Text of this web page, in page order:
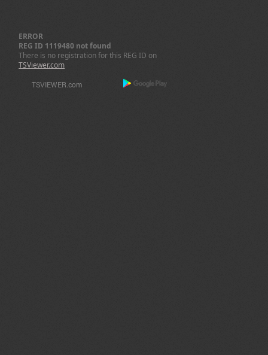
ERROR
REG ID 1119480 not found
There is no registration for this REG ID on
TSViewer.com